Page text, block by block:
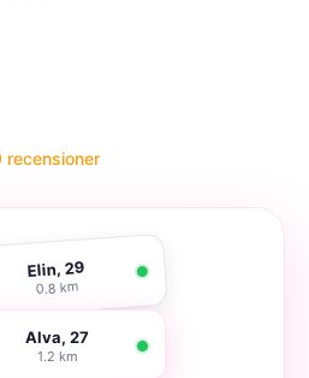
Elin, 29
0.8 km
Alva, 27
1.2 km